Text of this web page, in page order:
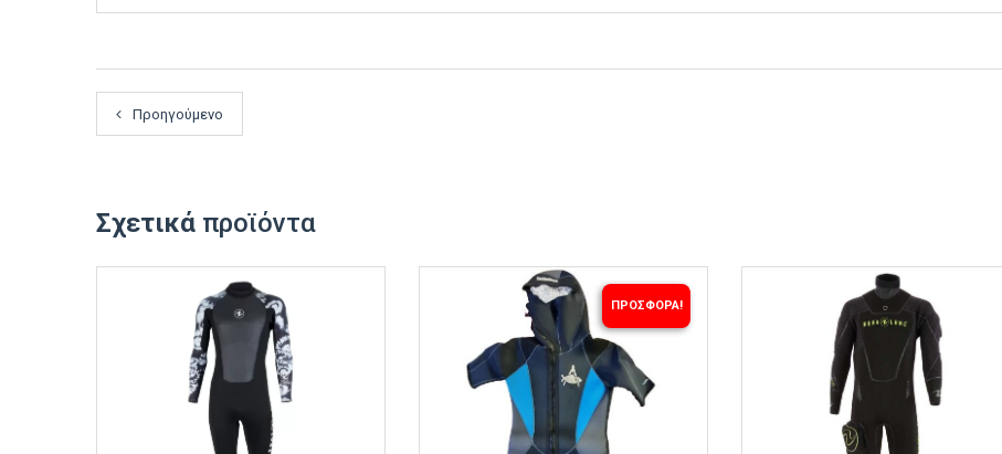
Προηγούμενο
Σχετικά προϊόντα
ΠΡΟΣΦΟΡΆ!